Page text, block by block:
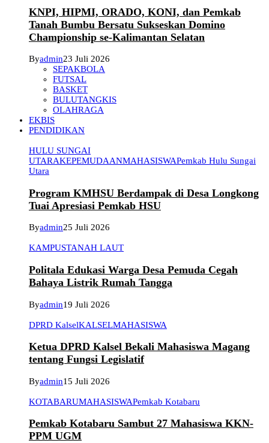
KNPI, HIPMI, ORADO, KONI, dan Pemkab
Tanah Bumbu Bersatu Sukseskan Domino
Championship se-Kalimantan Selatan
Byadmin23 Juli 2026
SEPAKBOLA
FUTSAL
BASKET
BULUTANGKIS
OLAHRAGA
EKBIS
PENDIDIKAN
HULU SUNGAI
UTARAKEPEMUDAANMAHASISWAPemkab Hulu Sungai
Utara
Program KMHSU Berdampak di Desa Longkong
Tuai Apresiasi Pemkab HSU
Byadmin25 Juli 2026
KAMPUSTANAH LAUT
Politala Edukasi Warga Desa Pemuda Cegah
Bahaya Listrik Rumah Tangga
Byadmin19 Juli 2026
DPRD KalselKALSELMAHASISWA
Ketua DPRD Kalsel Bekali Mahasiswa Magang
tentang Fungsi Legislatif
Byadmin15 Juli 2026
KOTABARUMAHASISWAPemkab Kotabaru
Pemkab Kotabaru Sambut 27 Mahasiswa KKN-
PPM UGM